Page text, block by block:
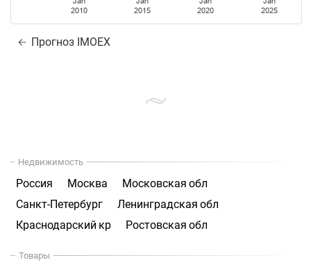
2010
2015
2020
2025
Прогноз IMOEX
Недвижимость
Россия Москва
Московская обл
Санкт-Петербург
Ленинградская обл
Краснодарский кр
Ростовская обл
Товары